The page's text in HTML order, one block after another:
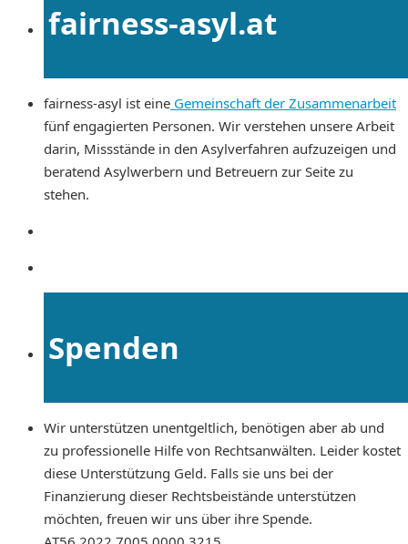
fairness-asyl.at
fairness-asyl ist eine Gemeinschaft der Zusammenarbeit
fünf engagierten Personen. Wir verstehen unsere Arbeit
darin, Missstände in den Asylverfahren aufzuzeigen und
beratend Asylwerbern und Betreuern zur Seite zu
stehen.
Spenden
Wir unterstützen unentgeltlich, benötigen aber ab und
zu professionelle Hilfe von Rechtsanwälten. Leider kostet
diese Unterstützung Geld. Falls sie uns bei der
Finanzierung dieser Rechtsbeistände unterstützen
möchten, freuen wir uns über ihre Spende.